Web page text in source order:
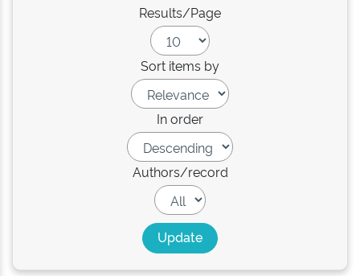
Results/Page
Sort items by
In order
Authors/record